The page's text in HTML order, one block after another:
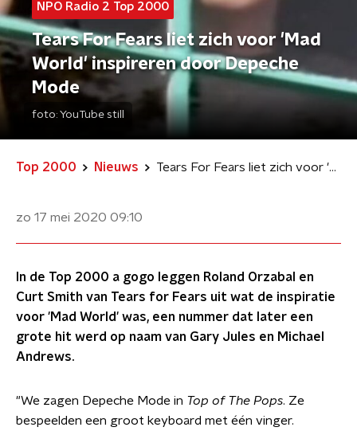
NPO Radio 2 Top 2000
Tears For Fears liet zich voor 'Mad
World' inspireren door Depeche
Mode
foto: YouTube still
Top 2000 Nieuws Tears For Fears liet zich voor 'Mad World' inspireren door Depeche Mode
zo 17 mei 2020 09:10
In de Top 2000 a gogo leggen Roland Orzabal en
Curt Smith van Tears for Fears uit wat de inspiratie
voor 'Mad World' was, een nummer dat later een
grote hit werd op naam van Gary Jules en Michael
Andrews.
"We zagen Depeche Mode in Top of The Pops. Ze
bespeelden een groot keyboard met één vinger.